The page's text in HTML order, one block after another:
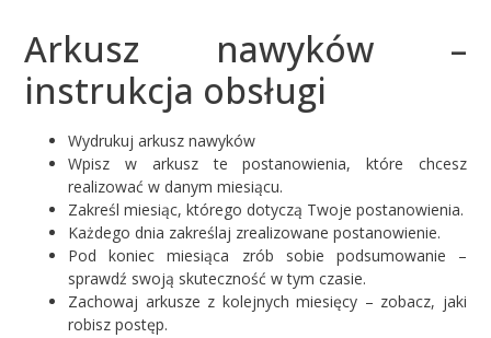
Arkusz nawyków –
instrukcja obsługi
Wydrukuj arkusz nawyków
Wpisz w arkusz te postanowienia, które chcesz
realizować w danym miesiącu.
Zakreśl miesiąc, którego dotyczą Twoje postanowienia.
Każdego dnia zakreślaj zrealizowane postanowienie.
Pod koniec miesiąca zrób sobie podsumowanie –
sprawdź swoją skuteczność w tym czasie.
Zachowaj arkusze z kolejnych miesięcy – zobacz, jaki
robisz postęp.